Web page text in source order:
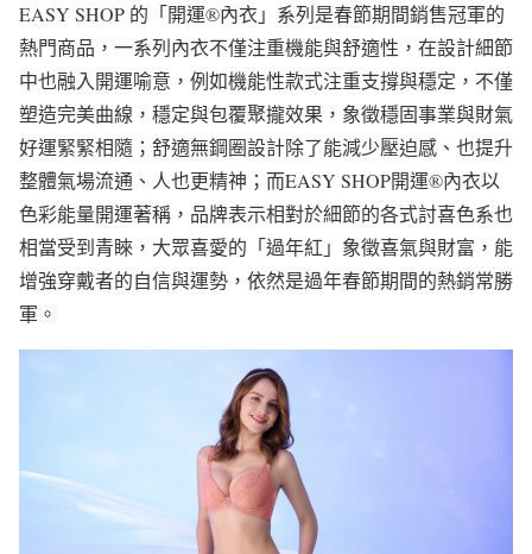
EASY SHOP 的「開運®內衣」系列是春節期間銷售冠軍的
熱門商品，一系列內衣不僅注重機能與舒適性，在設計細節
中也融入開運喻意，例如機能性款式注重支撐與穩定，不僅
塑造完美曲線，穩定與包覆聚攏效果，象徵穩固事業與財氣
好運緊緊相隨；舒適無鋼圈設計除了能減少壓迫感、也提升
整體氣場流通、人也更精神；而EASY SHOP開運®內衣以
色彩能量開運著稱，品牌表示相對於細節的各式討喜色系也
相當受到青睞，大眾喜愛的「過年紅」象徵喜氣與財富，能
增強穿戴者的自信與運勢，依然是過年春節期間的熱銷常勝
軍。